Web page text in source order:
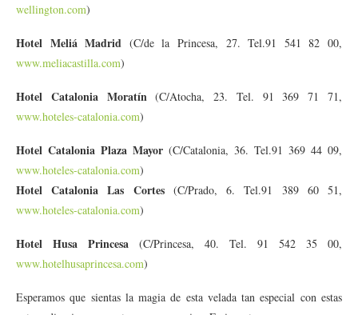
wellington.com)
Hotel Meliá Madrid (C/de la Princesa, 27. Tel.91 541 82 00,
www.meliacastilla.com)
Hotel Catalonia Moratín(C/Atocha, 23. Tel. 91 369 71 71,
www.hoteles-catalonia.com)
Hotel Catalonia Plaza Mayor (C/Catalonia, 36. Tel.91 369 44 09,
www.hoteles-catalonia.com)
Hotel Catalonia Las Cortes (C/Prado, 6. Tel.91 389 60 51,
www.hoteles-catalonia.com)
Hotel Husa Princesa (C/Princesa, 40. Tel. 91 542 35 00,
www.hotelhusaprincesa.com)
Esperamos que sientas la magia de esta velada tan especial con estas